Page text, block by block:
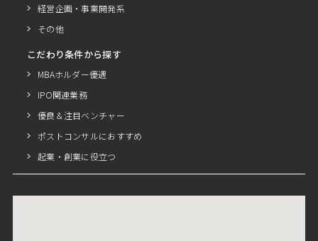
経営企画・事業開発系
その他
こだわり条件から探す
MBAホルダー優遇
IPO関連業務
優良＆注目ベンチャー
ポストコンサルにおすすめ
起業・創業に役立つ